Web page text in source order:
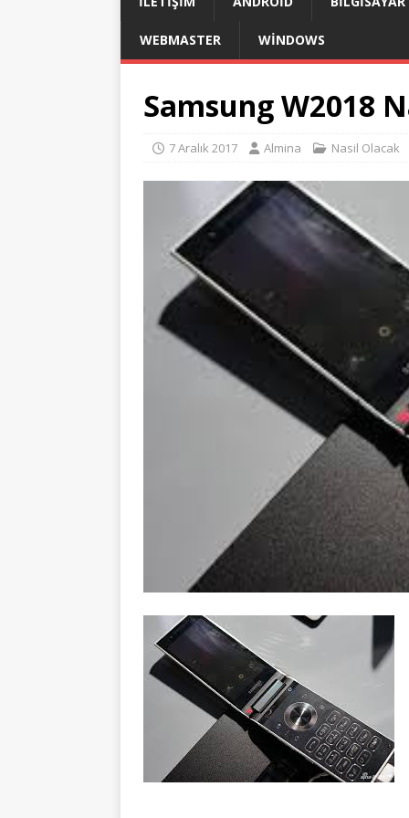
WEBMASTER WINDOWS
Samsung W2018
7 Aralık 2017 Almina Nasil Olacak